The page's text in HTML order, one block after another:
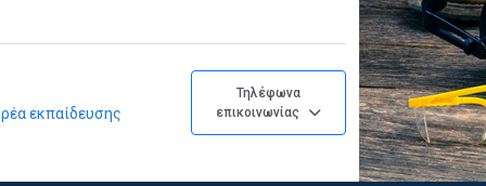
εκπαίδευσης
Τηλέφωνα
επικοινωνίας